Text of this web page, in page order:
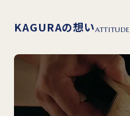
KAGURAの想いATTITUDE